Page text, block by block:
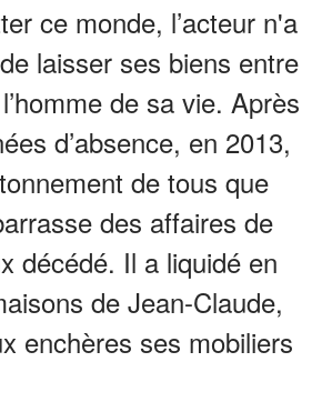
ce monde, l’acteur n'a
laisser ses biens entre
de sa vie. Après
d’absence, en 2013,
de tous que
des affaires de
décédé. Il a liquidé en
de Jean-Claude,
enchères ses mobiliers